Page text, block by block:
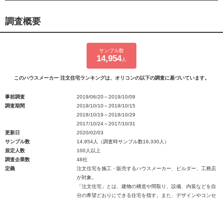
調査概要
サンプル数
14,954人
このハウスメーカー 注文住宅ランキングは、オリコンの以下の調査に基づいています。
事前調査
2019/06/20～2019/10/09
調査期間
2019/10/10～2019/10/15
2018/10/19～2018/10/29
2017/10/24～2017/10/31
更新日
2020/02/03
サンプル数
14,954人（調査時サンプル数16,330人）
規定人数
100人以上
調査企業数
48社
定義
注文住宅を施工・販売するハウスメーカー、ビルダー、工務店
が対象。
「注文住宅」とは、建物の構造や間取り、設備、内装などを自
分の希望どおりにできる住宅を指す。また、デザインやコンセ